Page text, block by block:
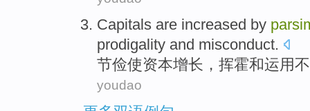
Capitals are increased by
prodigality and misconduct.
节俭使资本增长 ， 挥霍和运用
youdao